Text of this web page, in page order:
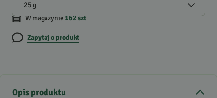
W magazynie162szt
Zapytaj o produkt
Opis produktu